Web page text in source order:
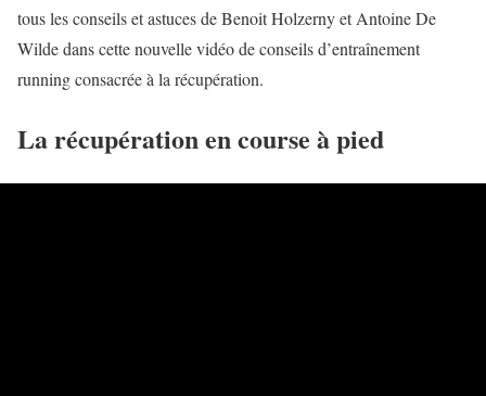
tous les conseils et astuces de Benoit Holzerny et Antoine De
Wilde dans cette nouvelle vidéo de conseils d’entraînement
running consacrée à la récupération.
La récupération en course à pied